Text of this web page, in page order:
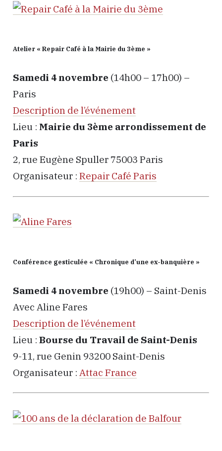
Atelier « Repair Café à la Mairie du 3ème »
Samedi 4 novembre (14h00 – 17h00) –
Paris
Description de l’événement
Lieu : Mairie du 3ème arrondissement de
Paris
2, rue Eugène Spuller 75003 Paris
Organisateur : Repair Café Paris
Conférence gesticulée « Chronique d’une ex-banquière »
Samedi 4 novembre (19h00) – Saint-Denis
Avec Aline Fares
Description de l’événement
Lieu : Bourse du Travail de Saint-Denis
9-11, rue Genin 93200 Saint-Denis
Organisateur : Attac France